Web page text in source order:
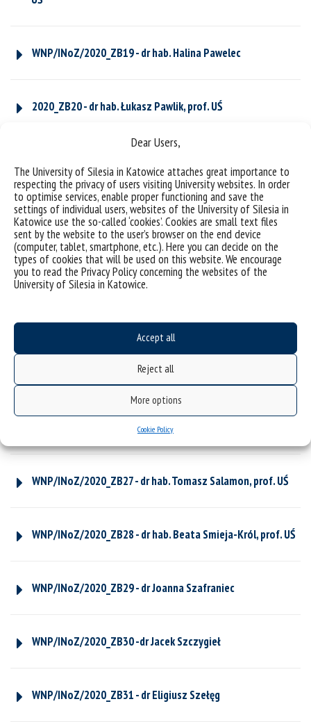
Dear Users,
The University of Silesia in Katowice attaches great importance to
respecting the privacy of users visiting University websites. In order
to optimise services, enable proper functioning and save the
settings of individual users, websites of the University of Silesia in
Katowice use the so-called ‘cookies’. Cookies are small text files
sent by the website to the user’s browser on the end device
(computer, tablet, smartphone, etc.). Here you can decide on the
types of cookies that will be used on this website. We encourage
you to read the Privacy Policy concerning the websites of the
University of Silesia in Katowice.
Accept all
Reject all
More options
Cookie Policy
WNP/INoZ/2020_ZB19 - dr hab. Halina Pawelec
2020_ZB20 - dr hab. Łukasz Pawlik, prof. UŚ
WNP/INoZ/2020_ZB22 - prof. dr hab. Oimahmad Rahmonov
WNP/INoZ/2020_ZB23 - dr Michał Rakociński, prof. UŚ
WNP/INoZ/2020_ZB24 - dr hab. Marek Ruman, prof. UŚ
WNP/INoZ/2020_ZB25 - prof. dr hab. Mariusz Rzętała
WNP/INoZ/2020_ZB26 - prof. dr hab. Mariusz Salamon
WNP/INoZ/2020_ZB27 - dr hab. Tomasz Salamon, prof. UŚ
WNP/INoZ/2020_ZB28 - dr hab. Beata Smieja-Król, prof. UŚ
WNP/INoZ/2020_ZB29 - dr Joanna Szafraniec
WNP/INoZ/2020_ZB30 -dr Jacek Szczygieł
WNP/INoZ/2020_ZB31 - dr Eligiusz Szełęg